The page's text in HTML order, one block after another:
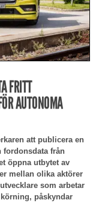
FRITT
AUTONOMA
att publicera en
fordonsdata från
öppna utbytet av
mellan olika aktörer
som arbetar
påskyndar